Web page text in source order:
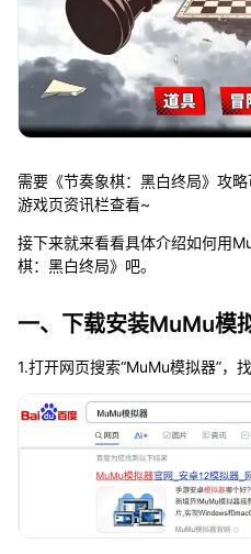
需要《节奏象棋：黑白终局》攻
游戏页资讯栏查看~
接下来就来看看具体介绍如何用
棋：黑白终局》吧。
一、下载安装MuMu模
1.打开网页搜索“MuMu模拟器”，